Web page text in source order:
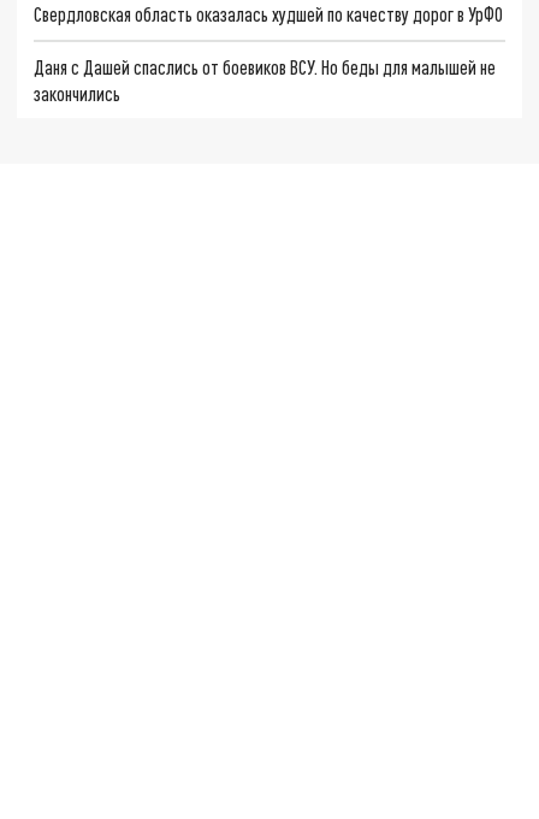
Свердловская область оказалась худшей по качеству дорог в УрФО
Даня с Дашей спаслись от боевиков ВСУ. Но беды для малышей не
закончились